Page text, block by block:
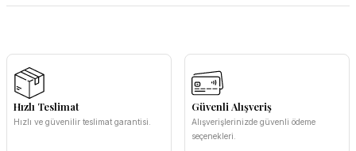
Hızlı Teslimat
Hızlı ve güvenilir teslimat garantisi.
Güvenli Alışveriş
Alışverişlerinizde güvenli ödeme
seçenekleri.